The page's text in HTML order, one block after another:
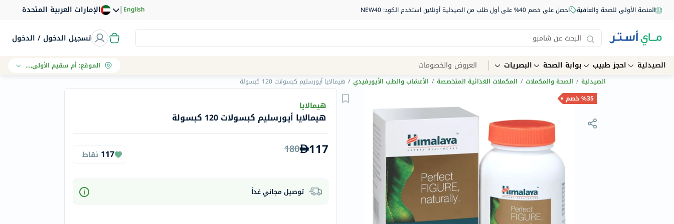
المنصة الأولى للصحة والعافية احصل على خصم 40% على أول طلب من الصيدلية أونلاين استخدم الكود: NEW40 الإمارات العربية المتحدة |English
تسجيل الدخول / الدخول
Navigation
الصيدلية
الماركات
Humantara
الصيدلية احجز طبيب بوابة الصحة البصريات العروض والخصومات الموقع:أم سقيم الأولى, دبي
الصيدلية / الصحة والمكملات / المكملات الغذائية المتخصصة / الأعشاب والطب الأيورفيدي / هيمالايا أيورسليم كبسولات 120 كبسولة
%35 خصم
هيمالايا
هيمالايا أيورسليم كبسولات 120 كبسولة
117
180
117 نقاط
توصيل مجاني غداً